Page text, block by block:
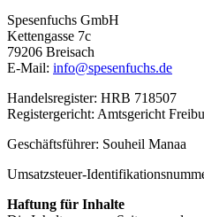
Spesenfuchs GmbH
Kettengasse 7c
79206 Breisach
E-Mail: info@spesenfuchs.de
Handelsregister: HRB 718507
Registergericht: Amtsgericht
Geschäftsführer: Souheil Ma­naa
Umsatzsteuer-
Haftung für Inhalte